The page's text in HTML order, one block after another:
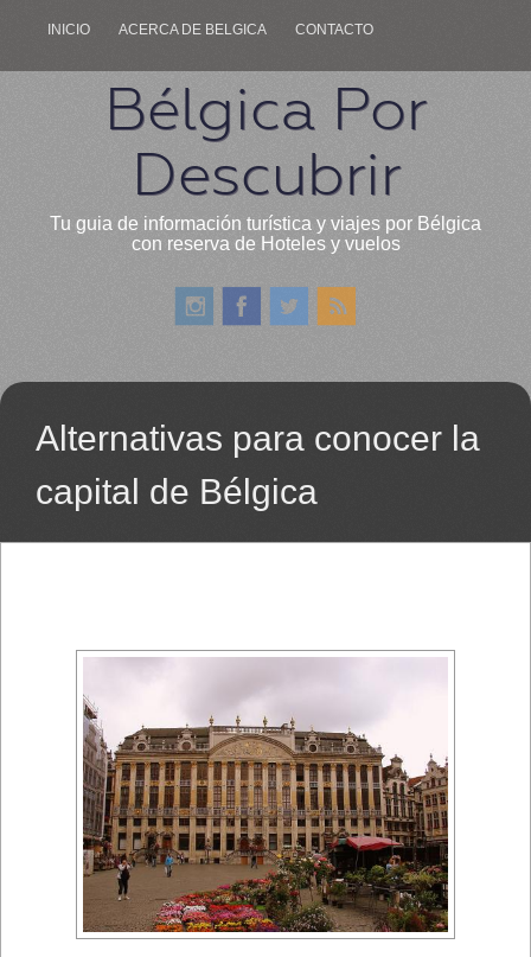
INICIO ACERCA DE BELGICA CONTACTO
Bélgica Por
Descubrir
Tu guia de información turística y viajes por Bélgica
con reserva de Hoteles y vuelos
Alternativas para conocer la
capital de Bélgica